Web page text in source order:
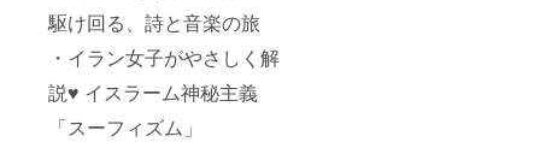
駆け回る、詩と音楽の旅
・イラン女子がやさしく解
説♥ イスラーム神秘主義
「スーフィズム」